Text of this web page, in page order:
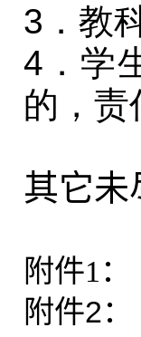
3．教
4．学
的，责
其它未
附件1：
附件2：